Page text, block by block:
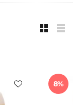
minőségi
8